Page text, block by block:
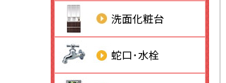
洗面化粧台
蛇口･水栓